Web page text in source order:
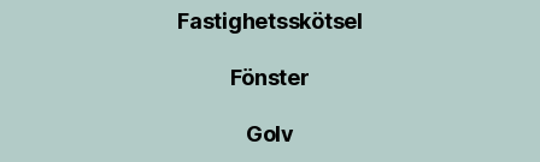
Fastighetsskötsel
Fönster
Golv